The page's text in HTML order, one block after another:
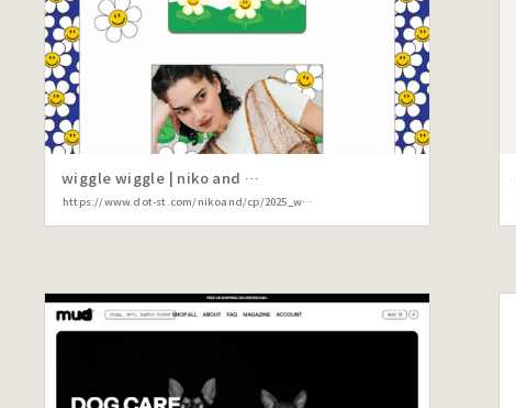
wiggle wiggle | niko and …
https://www.dot-st.com/nikoand/cp/2025_wigglewiggle